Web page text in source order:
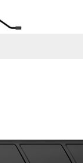
Información de las